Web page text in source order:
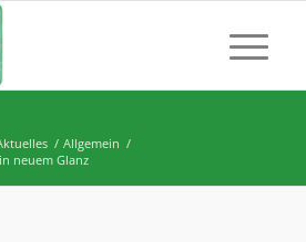
/ Allgemein /
neuem Glanz